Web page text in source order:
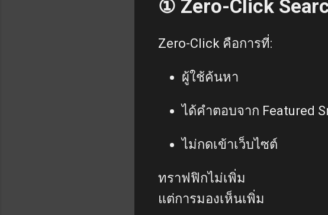
① Zero-Click
Zero-Click คือการที่:
ผู้ใช้ค้นหา
ได้คำตอบจาก Featured
ไม่กดเข้าเว็บไซต์
ทราฟฟิกไม่เพิ่ม
แต่การมองเห็นเพิ่ม